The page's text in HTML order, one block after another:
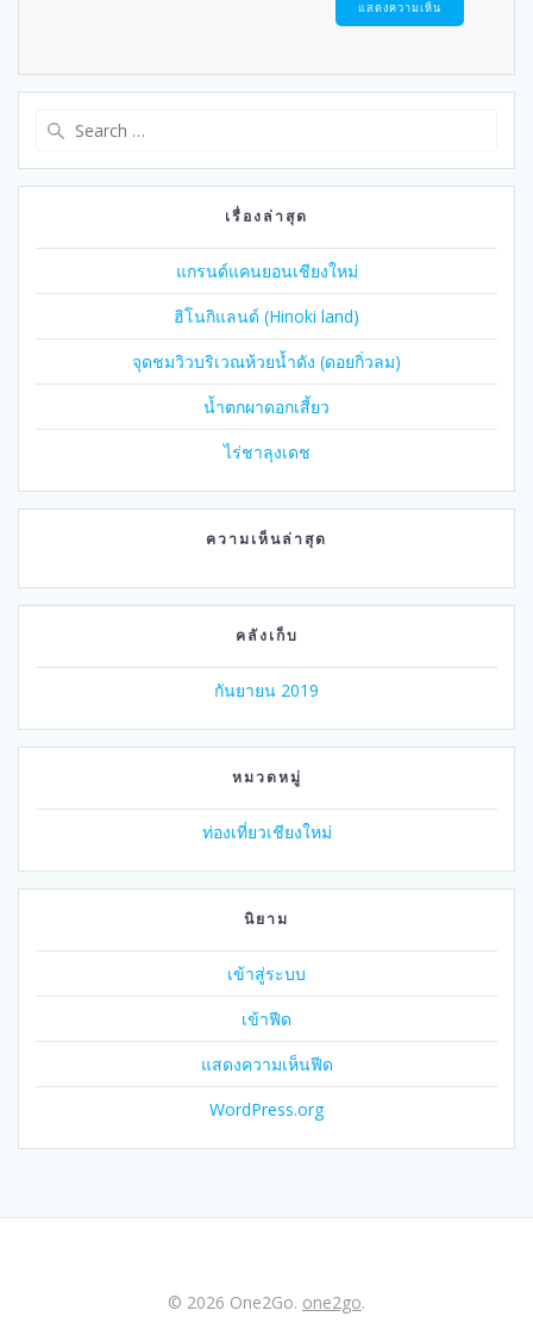
เรื่องล่าสุด
แกรนด์แคนยอนเชียงใหม่
ฮิโนกิแลนด์ (Hinoki land)
จุดชมวิวบริเวณห้วยน้ำดัง (ดอยกิ่วลม)
น้ำตกผาดอกเสี้ยว
ไร่ชาลุงเดช
ความเห็นล่าสุด
คลังเก็บ
กันยายน 2019
หมวดหมู่
ท่องเที่ยวเชียงใหม่
นิยาม
เข้าสู่ระบบ
เข้าฟีด
แสดงความเห็นฟีด
WordPress.org
© 2026 One2Go. one2go.